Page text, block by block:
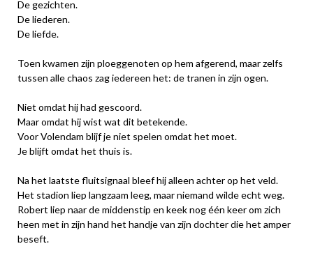
De gezichten.
De liederen.
De liefde.
Toen kwamen zijn ploeggenoten op hem afgerend, maar zelfs
tussen alle chaos zag iedereen het: de tranen in zijn ogen.
Niet omdat hij had gescoord.
Maar omdat hij wist wat dit betekende.
Voor Volendam blijf je niet spelen omdat het moet.
Je blijft omdat het thuis is.
Na het laatste fluitsignaal bleef hij alleen achter op het veld.
Het stadion liep langzaam leeg, maar niemand wilde echt weg.
Robert liep naar de middenstip en keek nog één keer om zich
heen met in zijn hand het handje van zijn dochter die het amper
beseft.